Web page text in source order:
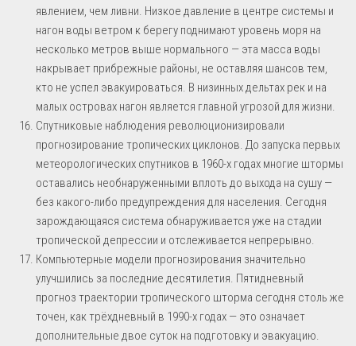
явлением, чем ливни. Низкое давление в центре системы и
нагон воды ветром к берегу поднимают уровень моря на
несколько метров выше нормального — эта масса воды
накрывает прибрежные районы, не оставляя шансов тем,
кто не успел эвакуироваться. В низинных дельтах рек и на
малых островах нагон является главной угрозой для жизни.
Спутниковые наблюдения революционизировали
прогнозирование тропических циклонов. До запуска первых
метеорологических спутников в 1960-х годах многие штормы
оставались необнаруженными вплоть до выхода на сушу —
без какого-либо предупреждения для населения. Сегодня
зарождающаяся система обнаруживается уже на стадии
тропической депрессии и отслеживается непрерывно.
Компьютерные модели прогнозирования значительно
улучшились за последние десятилетия. Пятидневный
прогноз траектории тропического шторма сегодня столь же
точен, как трёхдневный в 1990-х годах — это означает
дополнительные двое суток на подготовку и эвакуацию.